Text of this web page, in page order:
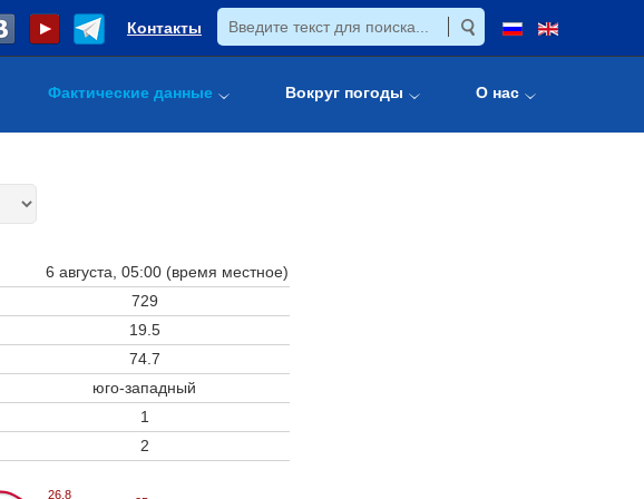
Контакты
Фактические данные Вокруг погоды О нас
6 августа, 05:00 (время местное)
729
19.5
74.7
юго-западный
1
2
26.8
26.8